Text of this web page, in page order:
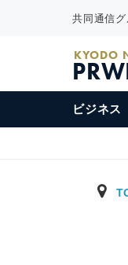
共同通信
KYODO
ビジネス